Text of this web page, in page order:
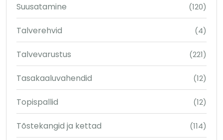
Suusatamine (120)
Talverehvid (4)
Talvevarustus (221)
Tasakaaluvahendid (12)
Topispallid (12)
Tõstekangid ja kettad (114)